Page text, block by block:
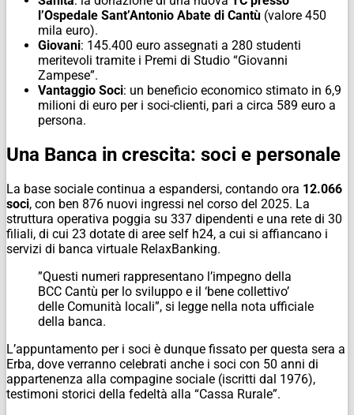
l’Ospedale Sant’Antonio Abate di Cantù (valore 450
mila euro).
Giovani: 145.400 euro assegnati a 280 studenti
meritevoli tramite i Premi di Studio “Giovanni
Zampese”.
Vantaggio Soci: un beneficio economico stimato in 6,9
milioni di euro per i soci-clienti, pari a circa 589 euro a
persona.
​Una Banca in crescita: soci e personale
​La base sociale continua a espandersi, contando ora 12.066
soci, con ben 876 nuovi ingressi nel corso del 2025. La
struttura operativa poggia su 337 dipendenti e una rete di 30
filiali, di cui 23 dotate di aree self h24, a cui si affiancano i
servizi di banca virtuale RelaxBanking.
​”Questi numeri rappresentano l’impegno della
BCC Cantù per lo sviluppo e il ‘bene collettivo’
delle Comunità locali”, si legge nella nota ufficiale
della banca.
​L’appuntamento per i soci è dunque fissato per questa sera a
Erba, dove verranno celebrati anche i soci con 50 anni di
appartenenza alla compagine sociale (iscritti dal 1976),
testimoni storici della fedeltà alla “Cassa Rurale”.